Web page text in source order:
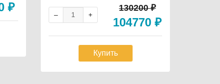
₽ 130200₽
104770₽
Купить